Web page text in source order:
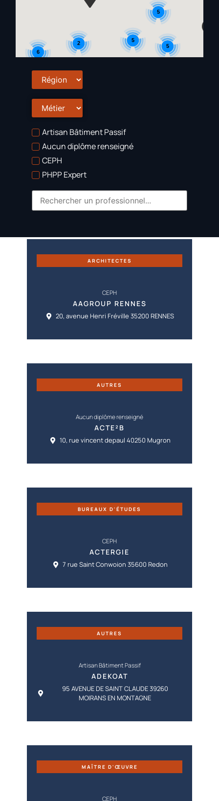
5
6
5
5
2
Artisan Bâtiment Passif
Aucun diplôme renseigné
CEPH
PHPP Expert
ARCHITECTES
CEPH
AAGROUP RENNES
20, avenue Henri Fréville 35200 RENNES
AUTRES
Aucun diplôme renseigné
ACTE²B
10, rue vincent depaul 40250 Mugron
BUREAUX D'ÉTUDES
CEPH
ACTERGIE
7 rue Saint Conwoion 35600 Redon
AUTRES
Artisan Bâtiment Passif
ADEKOAT
95 AVENUE DE SAINT CLAUDE 39260
MOIRANS EN MONTAGNE
MAÎTRE D'ŒUVRE
CEPH